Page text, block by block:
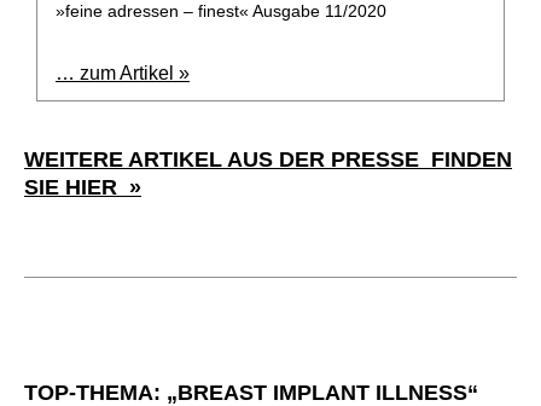
»feine adressen – finest« Ausgabe 11/2020
… zum Artikel »
WEITERE ARTIKEL AUS DER PRESSE FINDEN
SIE HIER »
TOP-THEMA: „BREAST IMPLANT ILLNESS“